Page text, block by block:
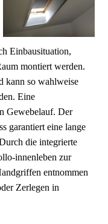
Einbausituation,
montiert werden.
kann so wahlweise
Eine
Gewebelauf. Der
garantiert eine lange
die integrierte
innenleben zur
entnommen
Zerlegen in